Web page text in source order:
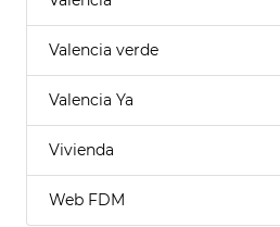
Valencia verde
Valencia Ya
Vivienda
Web FDM